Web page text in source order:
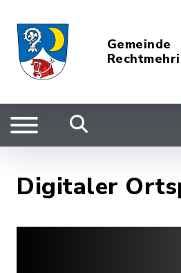
Gemeinde
Digitaler